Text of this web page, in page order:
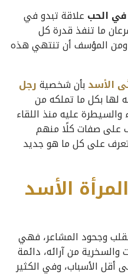
في الحب علاقة تبدو في
ما تنفذ قدرة كل
المؤسف أن تنتهي هذه
الأسدبأن شخصيةرجل
لها بكل ما تملكه من
والسيطرة عليه منذ اللقاء
على صفات كلًا منهم
على كل ما هو جديد
الأسد
وجحود المشاعر، فهي
والسخرية من آرائه، دائمة
الأسباب، وفي الكثير